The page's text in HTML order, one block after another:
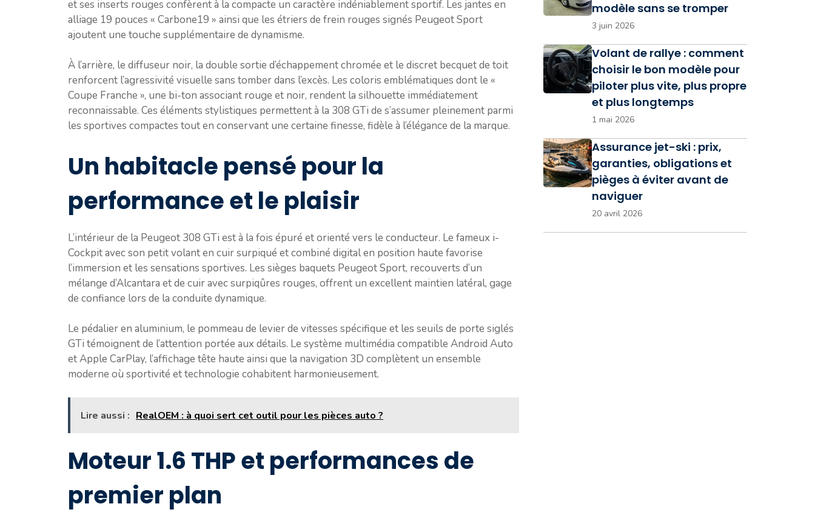
et ses inserts rouges confèrent à la compacte un caractère indéniablement sportif. Les jantes en
alliage 19 pouces « Carbone19 » ainsi que les étriers de frein rouges signés Peugeot Sport
ajoutent une touche supplémentaire de dynamisme.
À l’arrière, le diffuseur noir, la double sortie d’échappement chromée et le discret becquet de toit
renforcent l’agressivité visuelle sans tomber dans l’excès. Les coloris emblématiques dont le «
Coupe Franche », une bi-ton associant rouge et noir, rendent la silhouette immédiatement
reconnaissable. Ces éléments stylistiques permettent à la 308 GTi de s’assumer pleinement parmi
les sportives compactes tout en conservant une certaine finesse, fidèle à l’élégance de la marque.
Un habitacle pensé pour la
performance et le plaisir
L’intérieur de la Peugeot 308 GTi est à la fois épuré et orienté vers le conducteur. Le fameux i-
Cockpit avec son petit volant en cuir surpiqué et combiné digital en position haute favorise
l’immersion et les sensations sportives. Les sièges baquets Peugeot Sport, recouverts d’un
mélange d’Alcantara et de cuir avec surpiqûres rouges, offrent un excellent maintien latéral, gage
de confiance lors de la conduite dynamique.
Le pédalier en aluminium, le pommeau de levier de vitesses spécifique et les seuils de porte siglés
GTi témoignent de l’attention portée aux détails. Le système multimédia compatible Android Auto
et Apple CarPlay, l’affichage tête haute ainsi que la navigation 3D complètent un ensemble
moderne où sportivité et technologie cohabitent harmonieusement.
Lire aussi : RealOEM : à quoi sert cet outil pour les pièces auto ?
Moteur 1.6 THP et performances de
premier plan
modèle sans se tromper
3 juin 2026
Volant de rallye : comment
choisir le bon modèle pour
piloter plus vite, plus propre
et plus longtemps
1 mai 2026
Assurance jet-ski : prix,
garanties, obligations et
pièges à éviter avant de
naviguer
20 avril 2026